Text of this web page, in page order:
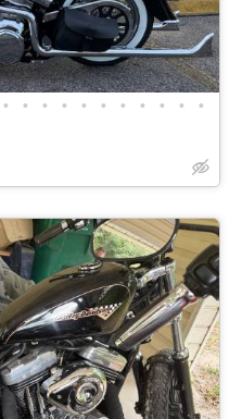
• • • • • • • • • • •